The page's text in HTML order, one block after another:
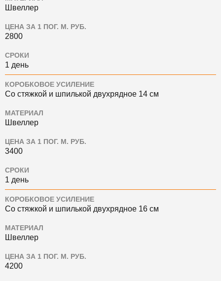
Швеллер
ЦЕНА ЗА 1 ПОГ. М. РУБ.
2800
СРОКИ
1 день
КОРОБКОВОЕ УСИЛЕНИЕ
Со стяжкой и шпилькой двухрядное 14 см
МАТЕРИАЛ
Швеллер
ЦЕНА ЗА 1 ПОГ. М. РУБ.
3400
СРОКИ
1 день
КОРОБКОВОЕ УСИЛЕНИЕ
Со стяжкой и шпилькой двухрядное 16 см
МАТЕРИАЛ
Швеллер
ЦЕНА ЗА 1 ПОГ. М. РУБ.
4200